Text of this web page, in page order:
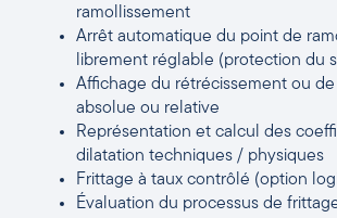
ramollissement
Arrêt automatique du point de
librement réglable (protection du
Affichage du rétrécissement ou de
absolue ou relative
Représentation et calcul des
dilatation techniques / physiques
Frittage à taux contrôlé (option
Évaluation du processus de